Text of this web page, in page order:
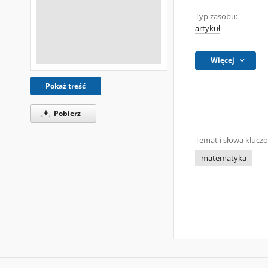
Pokaż treść
Pobierz
Typ zasobu:
artykuł
Więcej
Temat i słowa
matematyka